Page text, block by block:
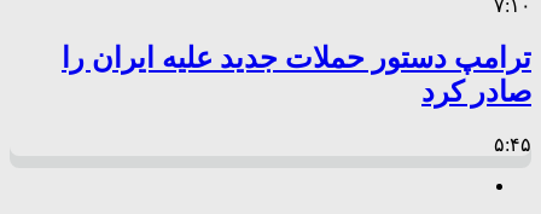
۷:۱۰
ترامپ دستور حملات جدید علیه ایران را
صادر کرد
۵:۴۵